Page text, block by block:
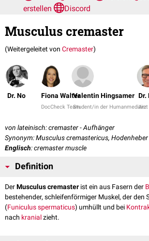
erstellen
Discord
Musculus cremaster
(Weitergeleitet von Cremaster)
Dr. No Fiona Walter
DocCheck Team
Valentin Hingsamer
Student/in der Humanmedizin
Dr.
von lateinisch: cremaster - Aufhänger
Synonym: Musculus cremastericus, Hodenheber
Englisch: cremaster muscle
Definition
DerMusculus cremaster ist ein aus Fasern der
bestehender, schleifenförmiger Muskel, der den
(Funiculus spermaticus) umhüllt und bei
nach kranialzieht.